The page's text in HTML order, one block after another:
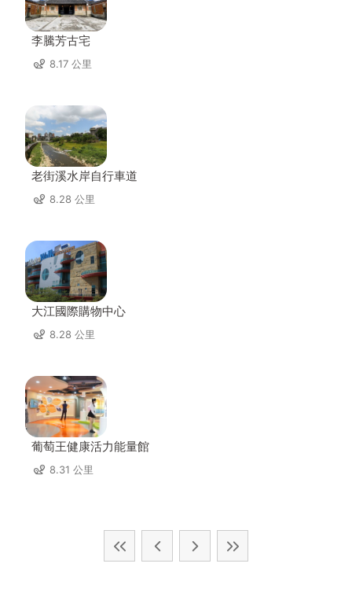
李騰芳古宅
8.17 公里
老街溪水岸自行車道
8.28 公里
大江國際購物中心
8.28 公里
葡萄王健康活力能量館
8.31 公里